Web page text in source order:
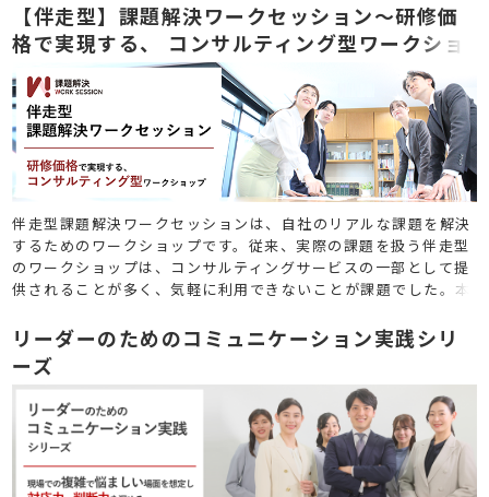
【伴走型】課題解決ワークセッション～研修価
格で実現する、 コンサルティング型ワークショ
ップ
伴走型課題解決ワークセッションは、自社のリアルな課題を解決
するためのワークショップです。従来、実際の課題を扱う伴走型
のワークショップは、コンサルティングサービスの一部として提
供されることが多く、気軽に利用できないことが課題でした。本
必要なタイミングで柔軟にご利用いただけます。
リーダーのためのコミュニケーション実践シリ
ーズ